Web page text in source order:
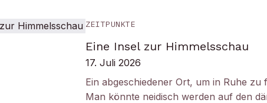
ZEITPUNKTE
Eine Insel zur Himmelsschau
17. Juli 2026
Ein abgeschiedener Ort, um in Ruhe
Man könnte neidisch werden auf den